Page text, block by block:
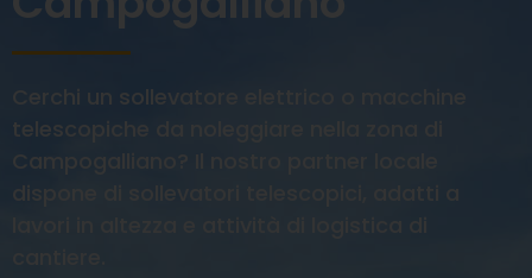
Cerchi un sollevatore elettrico o macchine
telescopiche da noleggiare nella zona di
Campogalliano? Il nostro partner locale
dispone di sollevatori telescopici, adatti a